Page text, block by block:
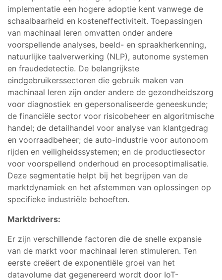
implementatie een hogere adoptie kent vanwege de
schaalbaarheid en kosteneffectiviteit. Toepassingen
van machinaal leren omvatten onder andere
voorspellende analyses, beeld- en spraakherkenning,
natuurlijke taalverwerking (NLP), autonome systemen
en fraudedetectie. De belangrijkste
eindgebruikerssectoren die gebruik maken van
machinaal leren zijn onder andere de gezondheidszorg
voor diagnostiek en gepersonaliseerde geneeskunde;
de financiële sector voor risicobeheer en algoritmische
handel; de detailhandel voor analyse van klantgedrag
en voorraadbeheer; de auto-industrie voor autonoom
rijden en veiligheidssystemen; en de productiesector
voor voorspellend onderhoud en procesoptimalisatie.
Deze segmentatie helpt bij het begrijpen van de
marktdynamiek en het afstemmen van oplossingen op
specifieke industriële behoeften.
Marktdrivers:
Er zijn verschillende factoren die de snelle expansie
van de markt voor machinaal leren stimuleren. Ten
eerste creëert de exponentiële groei van het
datavolume dat gegenereerd wordt door IoT-